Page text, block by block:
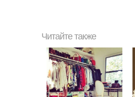
Читайте также